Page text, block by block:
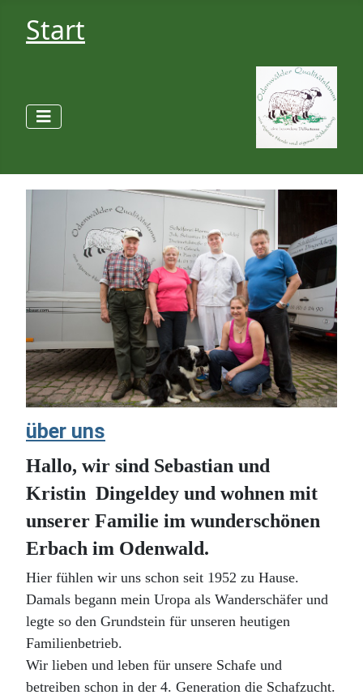
Start
über uns
Hallo, wir sind Sebastian und
Kristin Dingeldey und wohnen mit
unserer Familie im wunderschönen
Erbach im Odenwald.
Hier fühlen wir uns schon seit 1952 zu Hause.
Damals begann mein Uropa als Wanderschäfer und
legte so den Grundstein für unseren heutigen
Familienbetrieb.
Wir lieben und leben für unsere Schafe und
betreiben schon in der 4. Generation die Schafzucht.